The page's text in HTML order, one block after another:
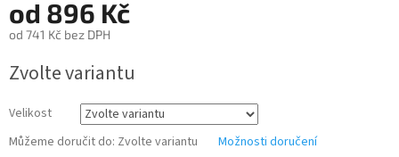
od 896 Kč
od 741 Kč bez DPH
cena:
Zvolte variantu
Velikost
Můžeme doručit do: Zvolte variantu Možnosti doručení